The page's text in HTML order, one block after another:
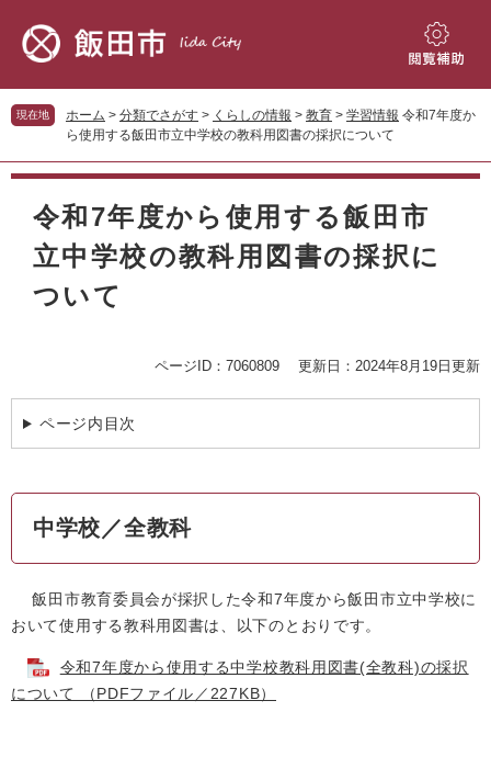
先
頭
す。
を
飛
し
閲
補
現在地 ホーム > 分類でさがす > くらしの情報 > 教育 > 学習情報 令和7年度か
ら使用する飯田市立中学校の教科用図書の採択について
本
令和7年度から使用する飯田市
立中学校の教科用図書の採択に
ついて
ページID：7060809 更新日：2024年8月19日更新
ページ内目次
中学校／全教科
飯田市教育委員会が採択した令和7年度から飯田市立中学校に
おいて使用する教科用図書は、以下のとおりです。
令和7年度から使用する中学校教科用図書(全教科)の採択
について （PDFファイル／227KB）